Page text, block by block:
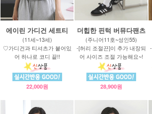
에이린 가디건 세트티
(11세~13세)
♡가디건과 티셔츠가 붙어있
어 하나로 코디 끝!!
22,000원
더힙한 핀턱 버뮤다팬츠
(주니어11호~성인55)
-[허리 조절끈]이 추가 내장되
어 사이즈 조절 가능해요~!
28,900원